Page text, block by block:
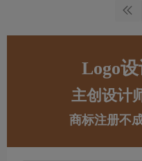
Logo
主创设计
商标注册不